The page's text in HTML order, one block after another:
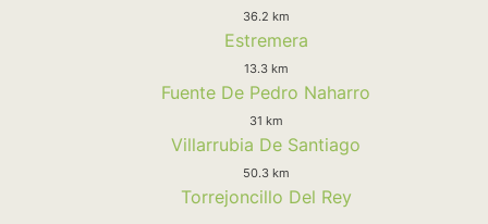
36.2 km
Estremera
13.3 km
Fuente De Pedro Naharro
31 km
Villarrubia De Santiago
50.3 km
Torrejoncillo Del Rey